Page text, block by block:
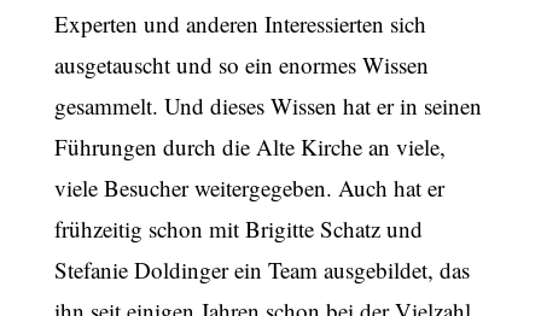
Experten und anderen Interessierten sich
ausgetauscht und so ein enormes Wissen
gesammelt. Und dieses Wissen hat er in seinen
Führungen durch die Alte Kirche an viele,
viele Besucher weitergegeben. Auch hat er
frühzeitig schon mit Brigitte Schatz und
Stefanie Doldinger ein Team ausgebildet, das